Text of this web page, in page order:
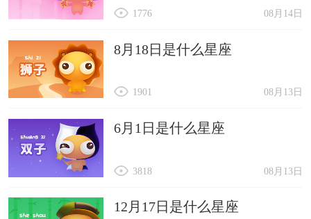
08月14日
1776
8月18日是什么星座
08月13日
1901
6月1日是什么星座
08月13日
3818
12月17日是什么星座